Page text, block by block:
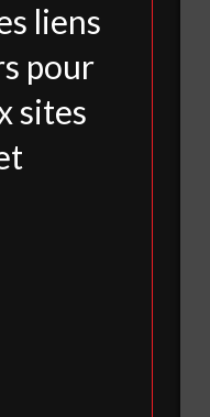
liens
pour
sites